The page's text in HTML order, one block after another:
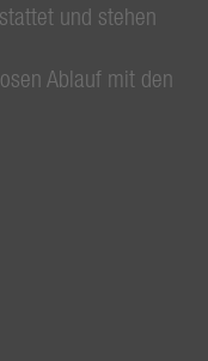
und stehen
Ablauf mit den